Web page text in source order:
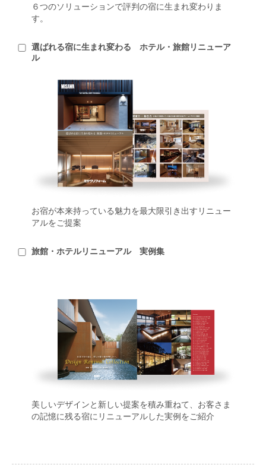
６つのソリューションで評判の宿に生まれ変わりま
す。
選ばれる宿に生まれ変わる ホテル・旅館リニューア
ル
お宿が本来持っている魅力を最大限引き出すリニュー
アルをご提案
旅館・ホテルリニューアル 実例集
美しいデザインと新しい提案を積み重ねて、お客さま
の記憶に残る宿にリニューアルした実例をご紹介